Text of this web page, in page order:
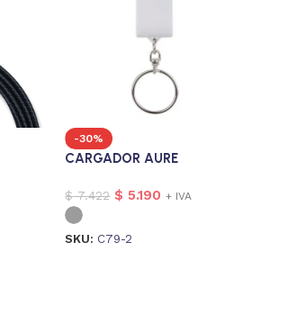
-30%
CARGADOR AURE
$7.422 $ 5.190 + IVA
SKU: C79-2